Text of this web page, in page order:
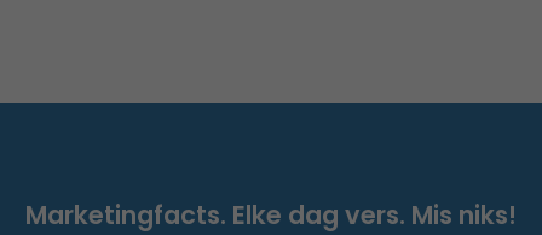
Marketingfacts. Elke dag vers. Mis niks!